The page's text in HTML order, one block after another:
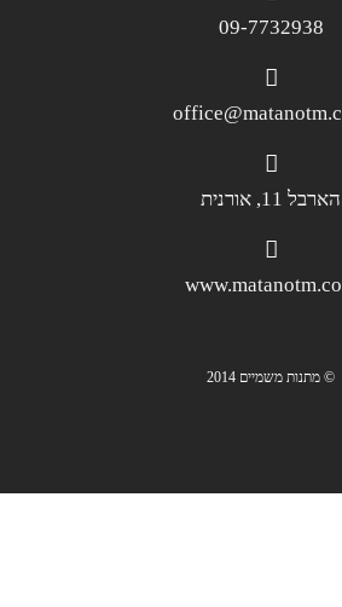
09-7732938
הארבל 11, אורנית
© מתנות משמיים 2014